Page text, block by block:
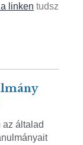
linken tudsz
általad